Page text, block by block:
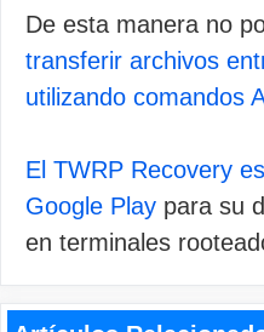
De esta manera no
transferir archivos
utilizando comandos
El TWRP Recovery
Google Play para su
en terminales